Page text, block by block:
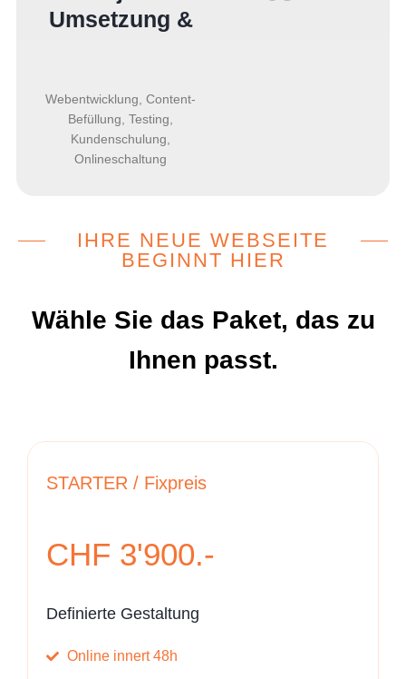
Umsetzung &
Webentwicklung, Content-
Befüllung,Testing
Kundenschulung,
Onlineschaltung
IHRE NEUE WEBSEITE
BEGINNT HIER
Wähle Sie das Paket, das zu
Ihnen passt.
STARTER / Fixpreis
CHF 3'900.-
Definierte Gestaltung
Online innert 48h